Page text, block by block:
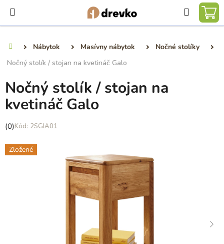
obsah
Hľadať
Nábytok Masívny nábytok
Nočné stolíky
Nočný stolík / stojan na kvetináč Galo
Nočný stolík / stojan na
kvetináč Galo
Priemerné
produktu
je
(0) 2SGIA01
Zložené